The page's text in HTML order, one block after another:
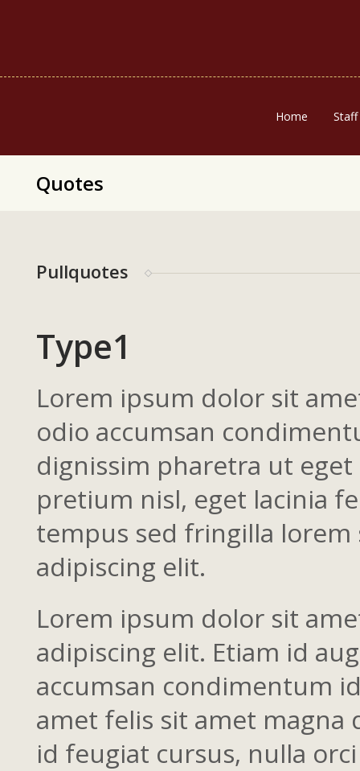
Home Staff
Quotes
Pullquotes
Type1
Lorem ipsum dolor sit
odio accumsan
dignissim pharetra ut
pretium nisl, eget lacinia
tempus sed fringilla
adipiscing elit.
Lorem ipsum dolor sit
adipiscing elit. Etiam id
accumsan condimentum
amet felis sit amet magna
id feugiat cursus, nulla